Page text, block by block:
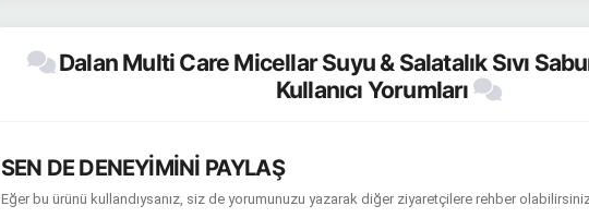
Dalan Multi Care Micellar Suyu & Salatalık Sıvı
Kullanıcı Yorumları
SEN DE DENEYİMİNİ PAYLAŞ
Eğer bu ürünü kullandıysanız, siz de yorumunuzu yazarak diğer ziyaretçilere rehber